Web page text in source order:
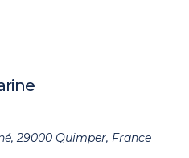
29000 Quimper, France